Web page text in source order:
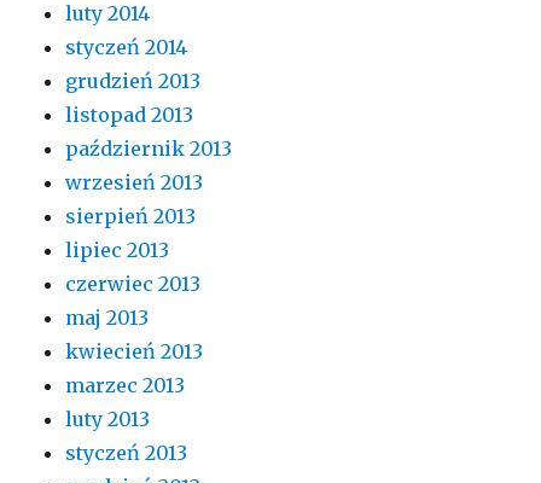
luty 2014
styczeń 2014
grudzień 2013
listopad 2013
październik 2013
wrzesień 2013
sierpień 2013
lipiec 2013
czerwiec 2013
maj 2013
kwiecień 2013
marzec 2013
luty 2013
styczeń 2013